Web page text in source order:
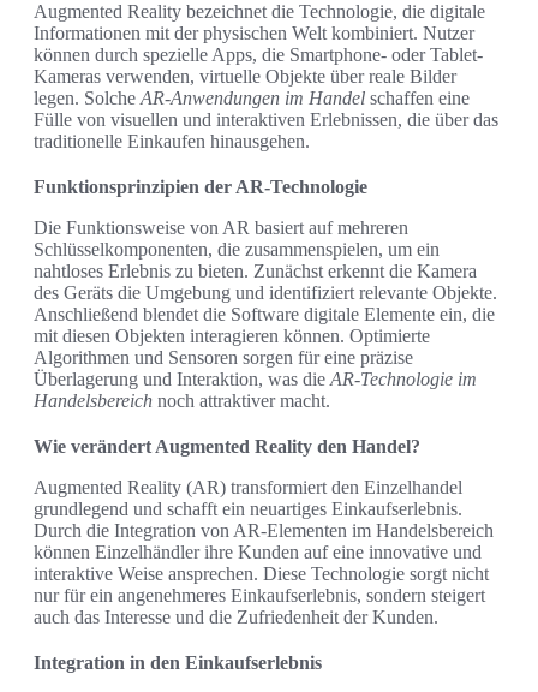
Augmented Reality bezeichnet die Technologie, die digitale
Informationen mit der physischen Welt kombiniert. Nutzer
können durch spezielle Apps, die Smartphone- oder Tablet-
Kameras verwenden, virtuelle Objekte über reale Bilder
legen. Solche AR-Anwendungen im Handel schaffen eine
Fülle von visuellen und interaktiven Erlebnissen, die über das
traditionelle Einkaufen hinausgehen.
Funktionsprinzipien der AR-Technologie
Die Funktionsweise von AR basiert auf mehreren
Schlüsselkomponenten, die zusammenspielen, um ein
nahtloses Erlebnis zu bieten. Zunächst erkennt die Kamera
des Geräts die Umgebung und identifiziert relevante Objekte.
Anschließend blendet die Software digitale Elemente ein, die
mit diesen Objekten interagieren können. Optimierte
Algorithmen und Sensoren sorgen für eine präzise
Überlagerung und Interaktion, was die AR-Technologie im
Handelsbereich noch attraktiver macht.
Wie verändert Augmented Reality den Handel?
Augmented Reality (AR) transformiert den Einzelhandel
grundlegend und schafft ein neuartiges Einkaufserlebnis.
Durch die Integration von AR-Elementen im Handelsbereich
können Einzelhändler ihre Kunden auf eine innovative und
interaktive Weise ansprechen. Diese Technologie sorgt nicht
nur für ein angenehmeres Einkaufserlebnis, sondern steigert
auch das Interesse und die Zufriedenheit der Kunden.
Integration in den Einkaufserlebnis